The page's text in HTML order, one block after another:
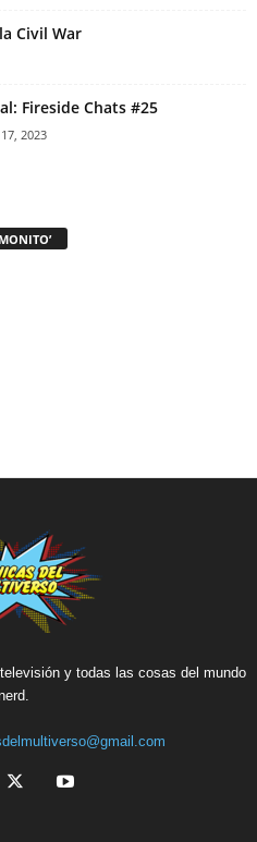
Civil War
Fireside Chats #25
2023
y todas las cosas del mundo